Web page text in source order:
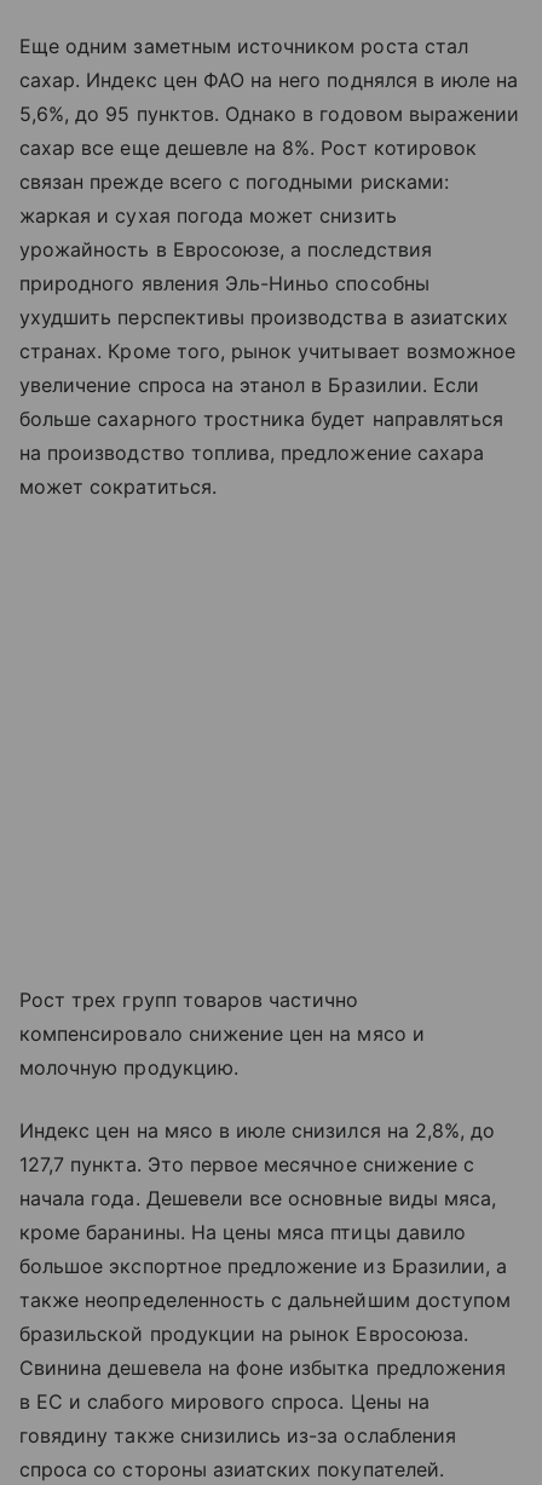
Еще одним заметным источником роста стал
сахар. Индекс цен ФАО на него поднялся в июле на
5,6%, до 95 пунктов. Однако в годовом выражении
сахар все еще дешевле на 8%. Рост котировок
связан прежде всего с погодными рисками:
жаркая и сухая погода может снизить
урожайность в Евросоюзе, а последствия
природного явления Эль-Ниньо способны
ухудшить перспективы производства в азиатских
странах. Кроме того, рынок учитывает возможное
увеличение спроса на этанол в Бразилии. Если
больше сахарного тростника будет направляться
на производство топлива, предложение сахара
может сократиться.
Рост трех групп товаров частично
компенсировало снижение цен на мясо и
молочную продукцию.
Индекс цен на мясо в июле снизился на 2,8%, до
127,7 пункта. Это первое месячное снижение с
начала года. Дешевели все основные виды мяса,
кроме баранины. На цены мяса птицы давило
большое экспортное предложение из Бразилии, а
также неопределенность с дальнейшим доступом
бразильской продукции на рынок Евросоюза.
Свинина дешевела на фоне избытка предложения
в ЕС и слабого мирового спроса. Цены на
говядину также снизились из-за ослабления
спроса со стороны азиатских покупателей.